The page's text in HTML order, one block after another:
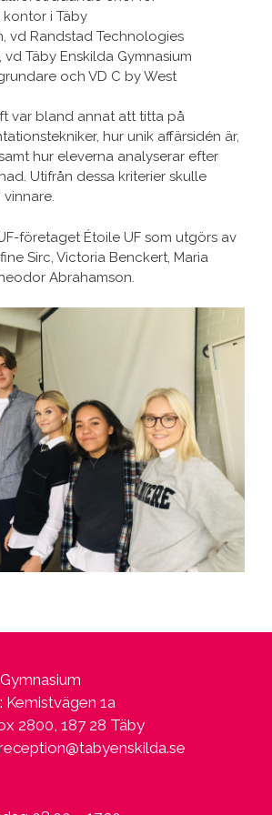
i Täby
vd Randstad Technologies
vd Täby Enskilda Gymnasium
och VD C by West
var bland annat att titta på
hur unik affärsidén är,
hur eleverna analyserar efter
Utifrån dessa kriterier skulle
företaget Étoile UF som utgörs av
Sirc, Victoria Benckert, Maria
Abrahamson.
Kemistvägen 1a
2800, 187 28 Täby